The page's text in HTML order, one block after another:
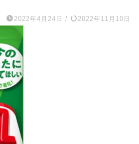
2022年4月24日 / 2022年11月10日